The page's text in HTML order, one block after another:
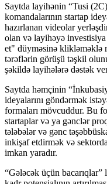
Saytda layihənin “Tusi
komandalarının startap
hazırlanan videolar
olan və layihəyə
et" düyməsinə klikləməklə
tərəflərin görüşü təşkil
şəkildə layihələrə dəstək
Saytda həmçinin
ideyalarını göndərmək
formaları mövcuddur. Bu
startaplar və ya gənclər
tələbələr və gənc
inkişaf etdirmək və
imkan yaradır.
“Gələcək üçün